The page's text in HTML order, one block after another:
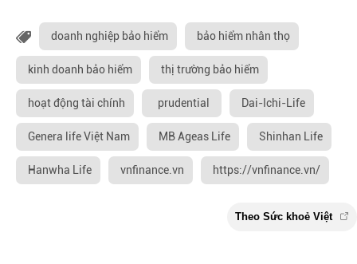
doanh nghiệp bảo hiểm bảo hiểm nhân thọ
kinh doanh bảo hiểm thị trường bảo hiểm
hoạt động tài chính prudential Dai-Ichi-Life
Genera life Việt Nam MB Ageas Life Shinhan Life
Hanwha Life vnfinance.vn https://vnfinance.vn/